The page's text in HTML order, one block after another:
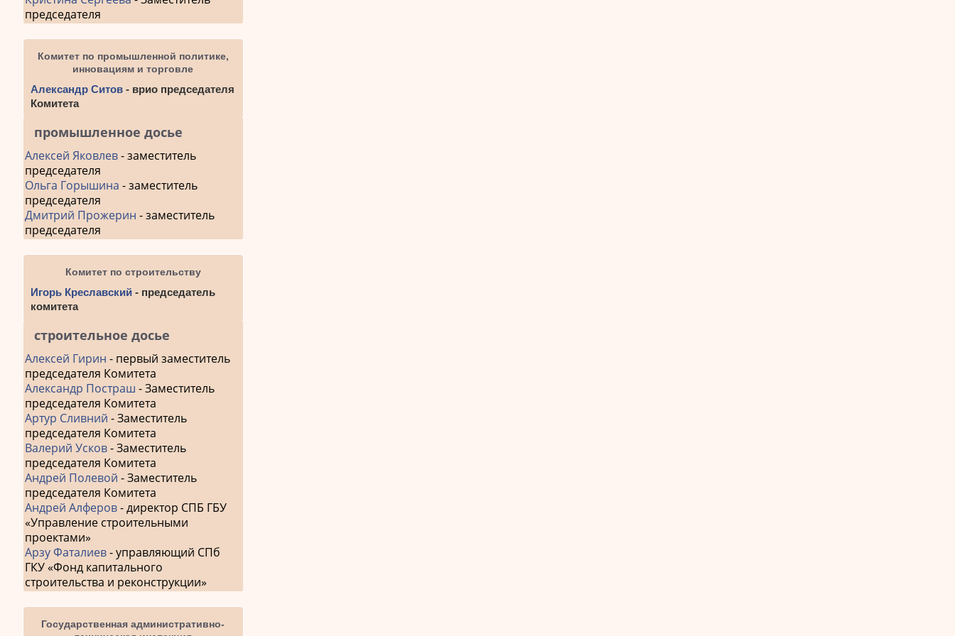
председателя
Комитет по промышленной политике,
инновациям и торговле
Александр Ситов - врио председателя
Комитета
промышленное досье
Алексей Яковлев- заместитель
председателя
Ольга Горышина - заместитель
председателя
Дмитрий Прожерин - заместитель
председателя
Комитет по строительству
Игорь Креславский - председатель
комитета
строительное досье
Алексей Гирин - первый заместитель
председателя Комитета
Александр Постраш - Заместитель
председателя Комитета
Артур Сливний - Заместитель
председателя Комитета
Валерий Усков- Заместитель
председателя Комитета
Андрей Полевой - Заместитель
председателя Комитета
Андрей Алферов- директор СПБ ГБУ
«Управление строительными
проектами»
Арзу Фаталиев- управляющий СПб
ГКУ «Фонд капитального
строительства и реконструкции»
Государственная административно-